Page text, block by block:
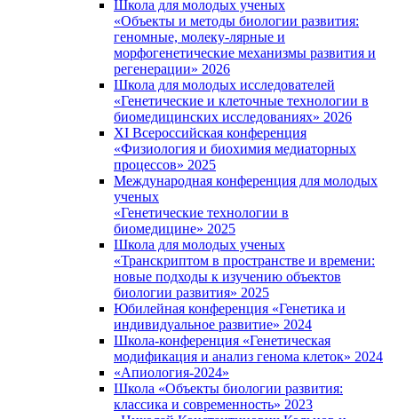
Школа для молодых ученых
«Объекты и методы биологии развития:
геномные, молеку-лярные и
морфогенетические механизмы развития и
регенерации» 2026
Школа для молодых исследователей
«Генетические и клеточные технологии в
биомедицинских исследованиях» 2026
XI Всероссийская конференция
«Физиология и биохимия медиаторных
процессов» 2025
Международная конференция для молодых
ученых
«Генетические технологии в
биомедицине» 2025
Школа для молодых ученых
«Транскриптом в пространстве и времени:
новые подходы к изучению объектов
биологии развития» 2025
Юбилейная конференция «Генетика и
индивидуальное развитие» 2024
Школа-конференция «Генетическая
модификация и анализ генома клеток» 2024
«Апиология-2024»
Школа «Объекты биологии развития:
классика и современность» 2023